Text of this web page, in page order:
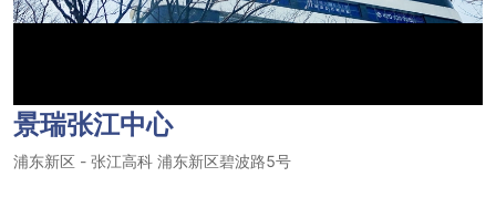
景瑞张江中心
浦东新区 - 张江高科浦东新区碧波路5号